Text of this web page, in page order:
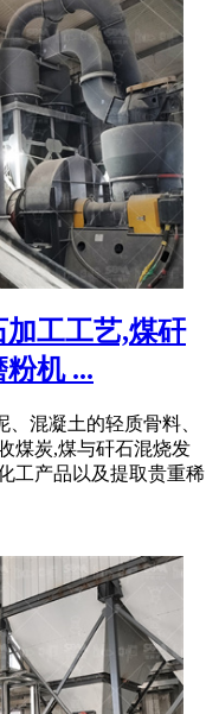
工工艺,煤矸
机 ...
混凝土的轻质骨料、
煤炭,煤与矸石混烧发
工产品以及提取贵重稀